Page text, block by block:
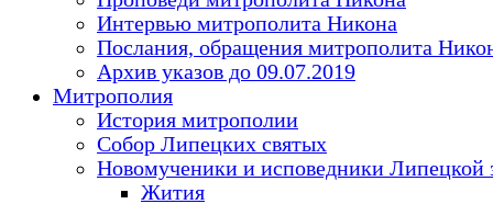
Интервью митрополита Никона
Послания, обращения митрополита
Архив указов до 09.07.2019
Митрополия
История митрополии
Собор Липецких святых
Новомученики и исповедники Липецкой
Жития